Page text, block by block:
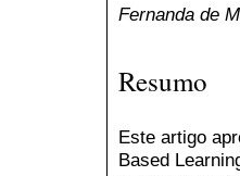
Fernanda de
Resumo
Este artigo
Based